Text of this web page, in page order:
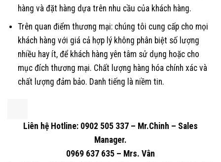
hàng và đặt hàng dựa trên nhu cầu của khách hàng.
Trên quan điểm thương mại: chúng tôi cung cấp cho mọi
khách hàng với giá cả hợp lý không phân biệt số lượng
nhiều hay ít, để khách hàng yên tâm sử dụng hoặc cho
mục đích thương mại. Chất lượng hàng hóa chính xác và
chất lượng đảm bảo. Danh tiếng là niềm tin.
Liên hệ Hotline: 0902 505 337 – Mr.Chinh – Sales
Manager.
0969 637 635 – Mrs. Vân